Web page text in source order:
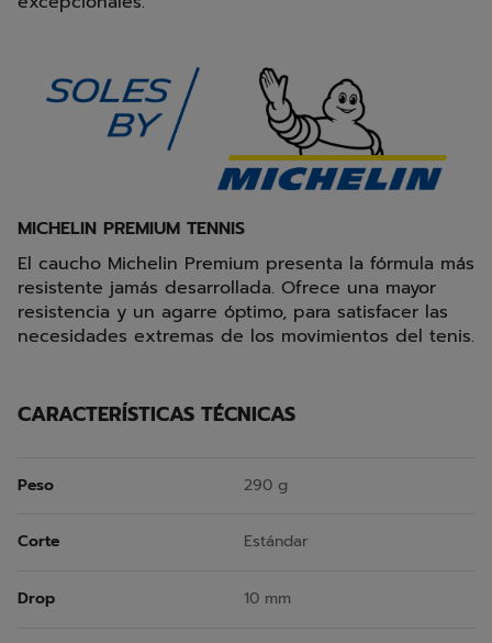
MICHELIN PREMIUM TENNIS
El caucho Michelin Premium presenta la fórmula más
resistente jamás desarrollada. Ofrece una mayor
resistencia y un agarre óptimo, para satisfacer las
necesidades extremas de los movimientos del tenis.
CARACTERÍSTICAS TÉCNICAS
Peso 290 g
Corte Estándar
Drop 10 mm